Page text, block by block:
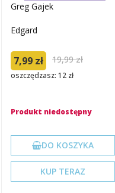
Greg Gajek
Edgard
7,99 zł 19,99 zł
oszczędzasz: 12 zł
Produkt niedostępny
DO KOSZYKA
KUP TERAZ